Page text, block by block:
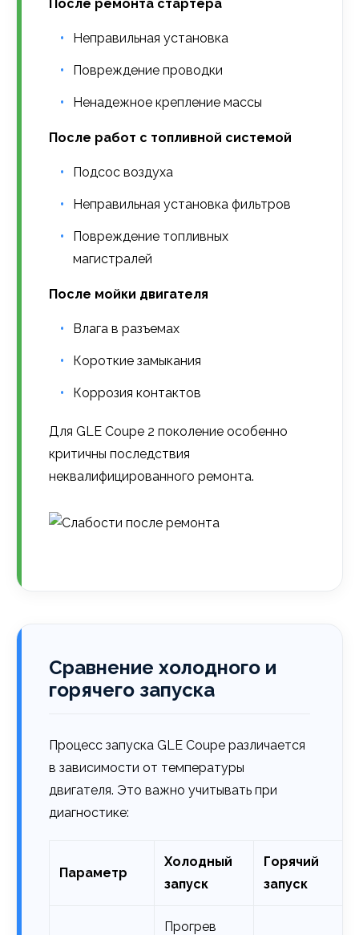
После ремонта стартера
Неправильная установка
Повреждение проводки
Ненадежное крепление массы
После работ с топливной системой
Подсос воздуха
Неправильная установка фильтров
Повреждение топливных
магистралей
После мойки двигателя
Влага в разъемах
Короткие замыкания
Коррозия контактов
Для GLE Coupe 2 поколение особенно
критичны последствия
неквалифицированного ремонта.
Сравнение холодного и
горячего запуска
Процесс запуска GLE Coupe различается
в зависимости от температуры
двигателя. Это важно учитывать при
диагностике:
Параметр
Холодный
запуск
Горячий
запуск
Прогрев